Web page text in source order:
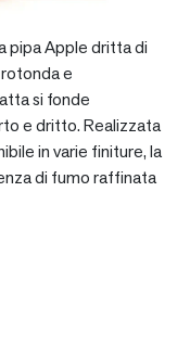
pipa Apple dritta di
e
si fonde
e dritto. Realizzata
in varie finiture, la
di fumo raffinata